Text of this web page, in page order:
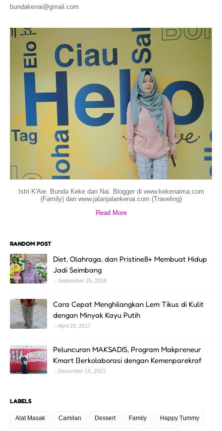
bundakenai@gmail.com
Istri K'Aie. Bunda Keke dan Nai. Blogger di www.kekenaima.com
(Family) dan www.jalanjalankenai.com (Traveling)
Read More
RANDOM POST
Diet, Olahraga, dan Pristine8+ Membuat Hidup
Jadi Seimbang
September 25, 2018
Cara Cepat Menghilangkan Lem Tikus di Kulit
dengan Minyak Kayu Putih
April 20, 2017
Peluncuran MAKSADIS, Program Makpreneur
Kmart Berkolaborasi dengan Kemenparekraf
December 14, 2021
LABELS
Alat Masak Camilan Dessert Family Happy Tummy